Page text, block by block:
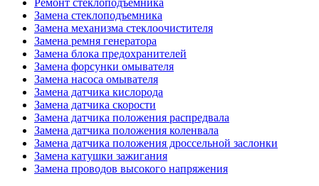
Ремонт стеклоподъемника
Замена стеклоподъемника
Замена механизма стеклоочистителя
Замена ремня генератора
Замена блока предохранителей
Замена форсунки омывателя
Замена насоса омывателя
Замена датчика кислорода
Замена датчика скорости
Замена датчика положения распредвала
Замена датчика положения коленвала
Замена датчика положения дроссельной заслонки
Замена катушки зажигания
Замена проводов высокого напряжения